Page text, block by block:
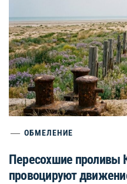
ОБМЕЛЕНИЕ
Пересохшие проливы
провоцируют